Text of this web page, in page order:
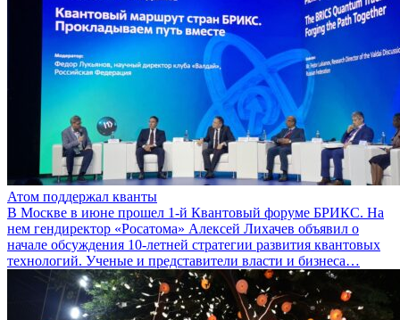
Атом поддержал кванты
В Москве в июне прошел 1-й Квантовый форуме БРИКС. На
нем гендиректор «Росатома» Алексей Лихачев объявил о
начале обсуждения 10-летней стратегии развития квантовых
технологий. Ученые и представители власти и бизнеса…